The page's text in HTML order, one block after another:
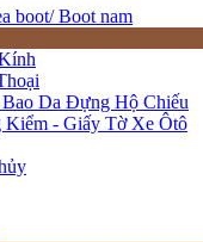
boot/ Boot nam
Da Đựng Hộ Chiếu
- Giấy Tờ Xe Ôtô